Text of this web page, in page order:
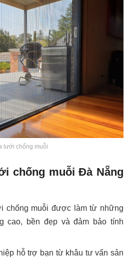
lưới chống muỗi
chống muỗi Đà Nẵng
chống muỗi được làm từ những
cao, bền đẹp và đảm bảo tính
hỗ trợ bạn từ khâu tư vấn sản